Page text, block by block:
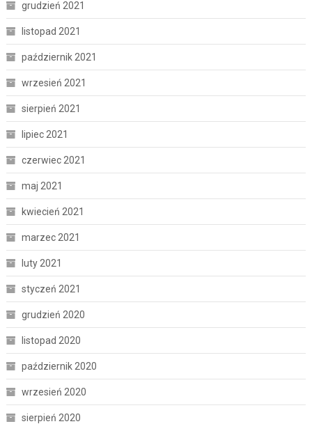
grudzień 2021
listopad 2021
październik 2021
wrzesień 2021
sierpień 2021
lipiec 2021
czerwiec 2021
maj 2021
kwiecień 2021
marzec 2021
luty 2021
styczeń 2021
grudzień 2020
listopad 2020
październik 2020
wrzesień 2020
sierpień 2020